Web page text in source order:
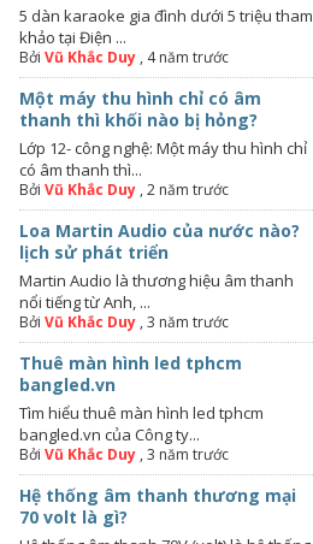
5 dàn karaoke gia đình dưới 5 triệu tham
khảo tại Điện ...
BởiVũ Khắc Duy , 4 năm trước
Một máy thu hình chỉ có âm
thanh thì khối nào bị hỏng?
Lớp 12- công nghệ: Một máy thu hình chỉ
có âm thanh thì...
BởiVũ Khắc Duy ,2 năm trước
Loa Martin Audio của nước nào?
lịch sử phát triển
Martin Audio là thương hiệu âm thanh
nổi tiếng từ Anh, ...
BởiVũ Khắc Duy ,3 năm trước
Thuê màn hình led tphcm
bangled.vn
Tìm hiểu thuê màn hình led tphcm
bangled.vn của Công ty...
BởiVũ Khắc Duy ,3 năm trước
Hệ thống âm thanh thương mại
70 volt là gì?